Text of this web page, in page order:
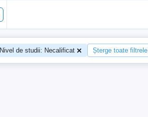
Nivel de studii: Necalificat Șterge toate filtrele